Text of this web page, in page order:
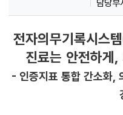
담당부
전자의무기록시스
진료는 안전하게,
- 인증지표 통합 간소화,